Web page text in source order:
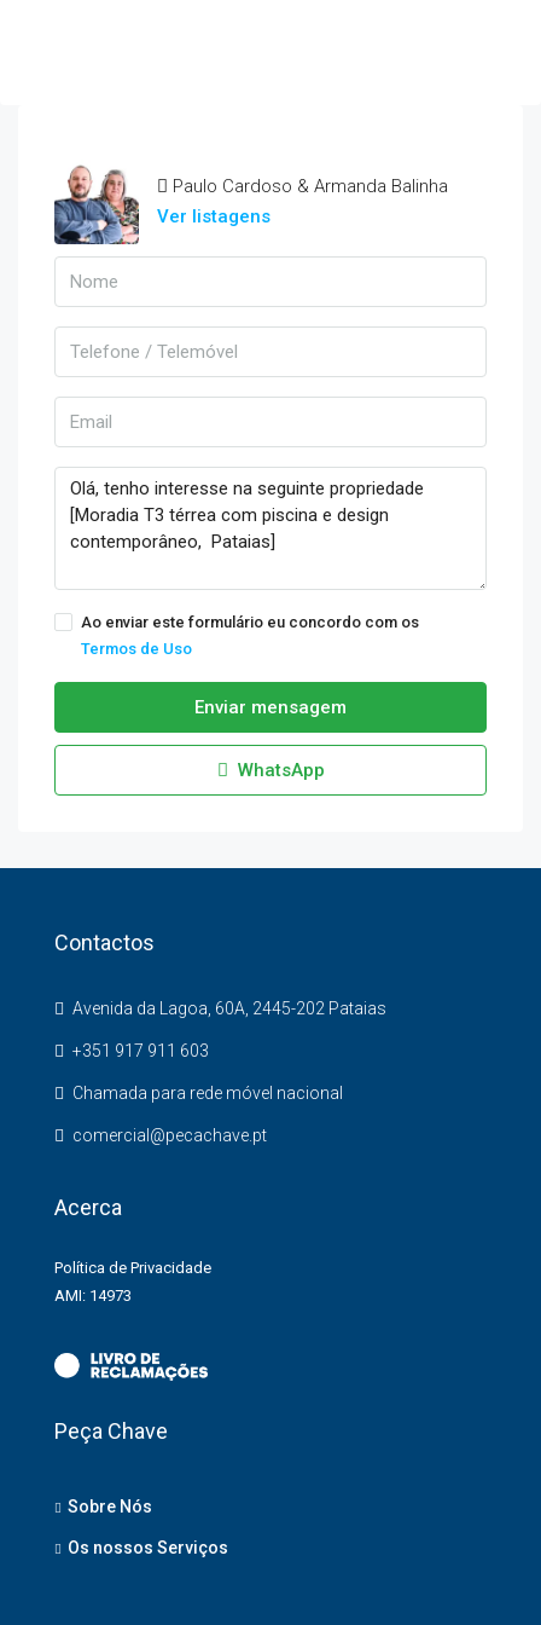
Paulo Cardoso & Armanda Balinha
Ver listagens
Ao enviar este formulário eu concordo com os
Termos de Uso
Enviar mensagem
WhatsApp
Contactos
Avenida da Lagoa, 60A, 2445-202 Pataias
+351 917 911 603
Chamada para rede móvel nacional
comercial@pecachave.pt
Acerca
Política de Privacidade
AMI: 14973
Peça Chave
Sobre Nós
Os nossos Serviços